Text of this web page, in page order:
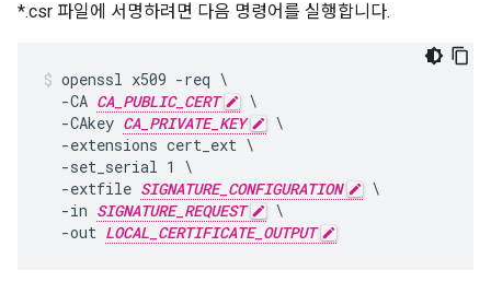
*.csr 파일에 서명하려면 다음 명령어를 실행합니다.
openssl x509 -req \
  -CA
CA_PUBLIC_CERT
\
  -CAkey
CA_PRIVATE_KEY
\
  -extensions cert_ext \
  -set_serial 1 \
  -extfile
SIGNATURE_CONFIGURATION
\
  -in
SIGNATURE_REQUEST
\
  -out
LOCAL_CERTIFICATE_OUTPUT